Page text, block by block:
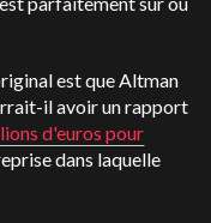
est que Altman
il avoir un rapport
d'euros pour
dans laquelle